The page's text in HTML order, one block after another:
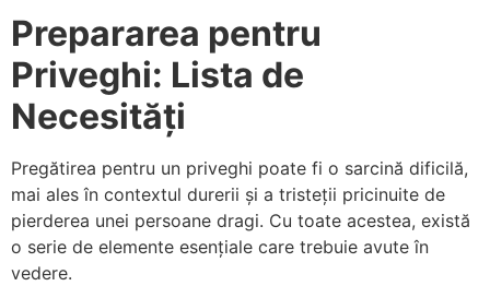
Prepararea pentru
Priveghi: Lista de
Necesități
Pregătirea pentru un priveghi poate fi o sarcină dificilă,
mai ales în contextul durerii și a tristeții pricinuite de
pierderea unei persoane dragi. Cu toate acestea, există
o serie de elemente esențiale care trebuie avute în
vedere.